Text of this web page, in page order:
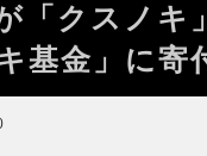
「クスノキ
基金」に寄